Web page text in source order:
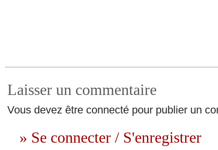
Laisser un commentaire
Vous devez être connecté pour publier un
» Se connecter / S'enregistrer